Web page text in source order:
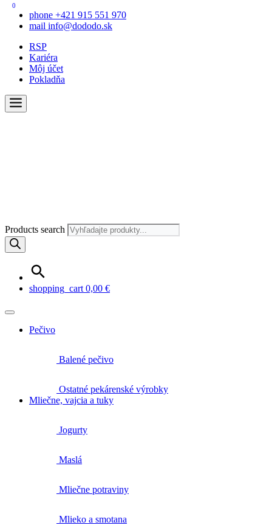
phone +421 915 551 970
mail info@dododo.sk
RSP
Kariéra
Môj účet
Pokladňa
Products search
0
shopping_cart 0,00 €
Pečivo
Balené pečivo
Ostatné pekárenské výrobky
Mliečne, vajcia a tuky
Jogurty
Maslá
Mliečne potraviny
Mlieko a smotana